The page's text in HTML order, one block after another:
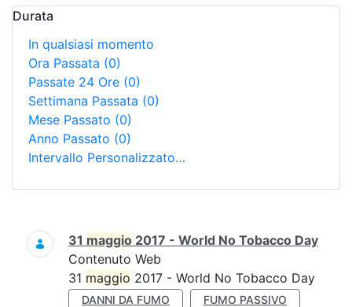
Durata
In qualsiasi momento
Ora Passata (0)
Passate 24 Ore (0)
Settimana Passata (0)
Mese Passato (0)
Anno Passato (0)
Intervallo Personalizzato…
Ricerca
31 maggio 2017 - World No Tobacco Day
Contenuto Web
31 maggio 2017 - World No Tobacco Day
DANNI DA FUMO
FUMO PASSIVO